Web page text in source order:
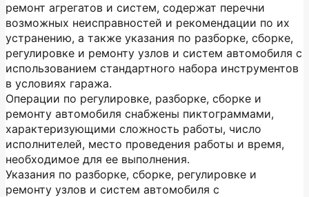
ремонт агрегатов и систем, содержат перечни
возможных неисправностей и рекомендации по их
устранению, а также указания по разборке, сборке,
регулировке и ремонту узлов и систем автомобиля с
использованием стандартного набора инструментов
в условиях гаража.
Операции по регулировке, разборке, сборке и
ремонту автомобиля снабжены пиктограммами,
характеризующими сложность работы, число
исполнителей, место проведения работы и время,
необходимое для ее выполнения.
Указания по разборке, сборке, регулировке и
ремонту узлов и систем автомобиля с